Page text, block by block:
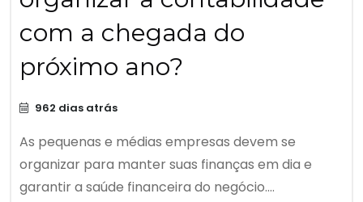
com a chegada do
próximo ano?
962 dias atrás
As pequenas e médias empresas devem se
organizar para manter suas finanças em dia e
garantir a saúde financeira do negócio....